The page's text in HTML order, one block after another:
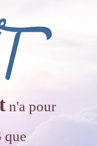
n'a pour
que